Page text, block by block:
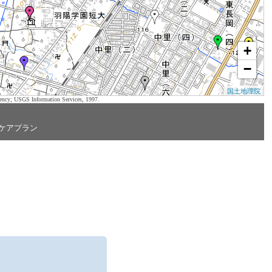
+
−
国土地理院
USGS Information Services, 1997.
アプラン